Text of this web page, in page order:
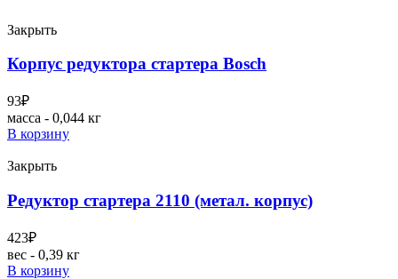
Закрыть
Корпус редуктора стартера Bosch
93₽
масса - 0,044 кг
В корзину
Закрыть
Редуктор стартера 2110 (метал. корпус)
423₽
вес - 0,39 кг
В корзину